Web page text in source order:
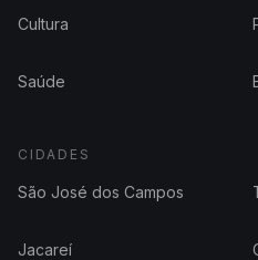
Cultura
Saúde
CIDADES
São José dos Campos
Jacareí